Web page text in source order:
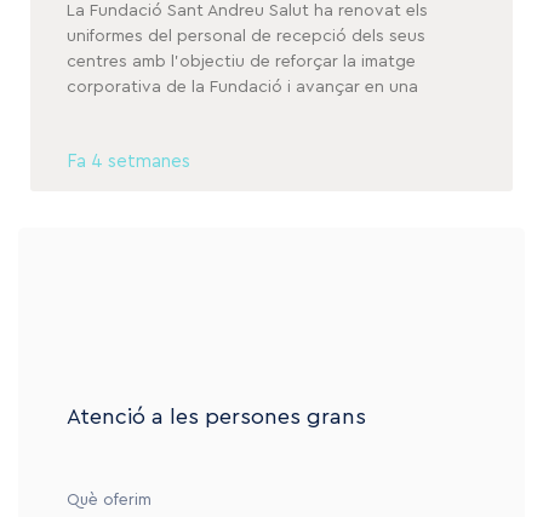
La Fundació Sant Andreu Salut ha renovat els
uniformes del personal de recepció dels seus
centres amb l’objectiu de reforçar la imatge
corporativa de la Fundació i avançar en una
Fa 4 setmanes
Atenció a les persones grans
Què oferim